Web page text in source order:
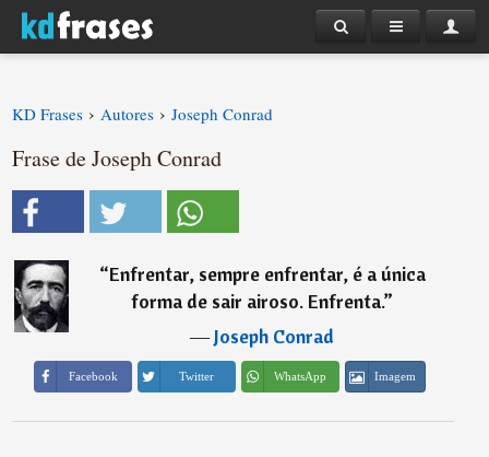
KD Frases › Autores › Joseph Conrad
Frase de Joseph Conrad
“Enfrentar, sempre enfrentar, é a única
forma de sair airoso. Enfrenta.”
―Joseph Conrad
Facebook Twitter WhatsApp Imagem